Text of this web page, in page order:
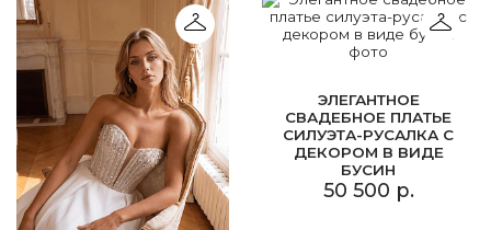
ЭЛЕГАНТНОЕ
СВАДЕБНОЕ ПЛАТЬЕ
СИЛУЭТА-РУСАЛКА С
ДЕКОРОМ В ВИДЕ
БУСИН
50 500 р.